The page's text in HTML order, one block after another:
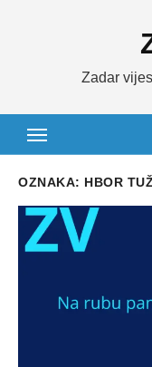
Zadar
OZNAKA: HBOR